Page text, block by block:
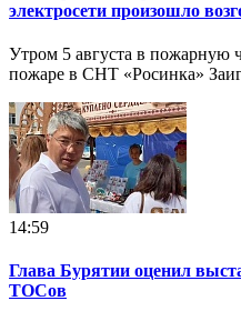
электросети произошло
Утром 5 августа в пожарную
пожаре в СНТ «Росинка»
14:59
Глава Бурятии оценил
ТОСов